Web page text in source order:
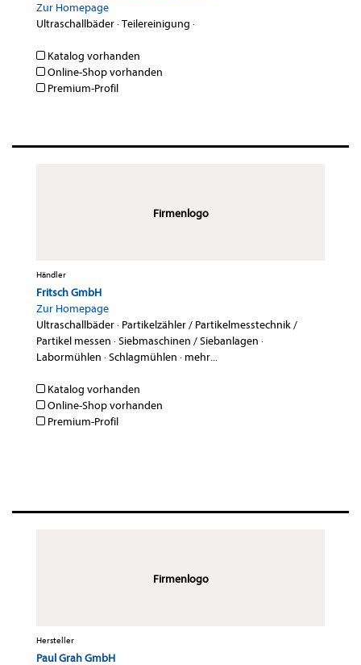
Zur Homepage
Ultraschallbäder·Teilereinigung ·
Katalog vorhanden
Online-Shop vorhanden
Premium-Profil
Firmenlogo
Händler
Fritsch GmbH
Zur Homepage
Ultraschallbäder· Partikelzähler / Partikelmesstechnik /
Partikel messen ·Siebmaschinen / Siebanlagen ·
Labormühlen ·Schlagmühlen · mehr...
Katalog vorhanden
Online-Shop vorhanden
Premium-Profil
Firmenlogo
Hersteller
Paul Grah GmbH